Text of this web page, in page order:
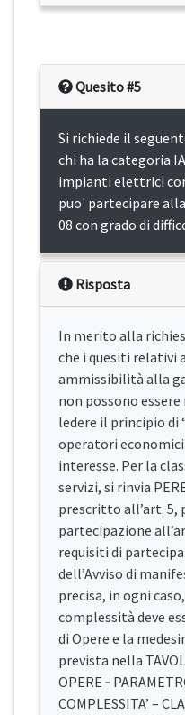
Quesito #5
Si richiede il
chi ha la categoria
impianti elettrici
puo' partecipare
08 con grado di
Risposta
In merito alla
che i quesiti relativi
ammissibilità alla
non possono
ledere il principio di
operatori
interesse. Per la
servizi, si rinvia
prescritto all’art. 5,
partecipazione
requisiti di
dell’Avviso di
precisa, in ogni
complessità deve
di Opere e la
prevista nella
OPERE ‐
COMPLESSITA’ –